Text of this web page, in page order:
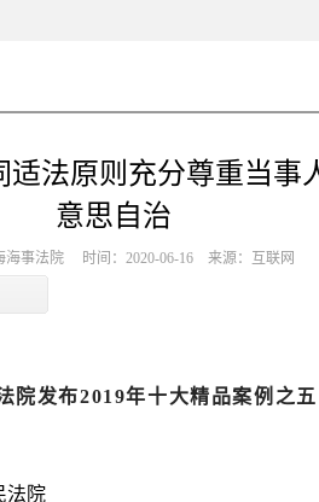
适法原则充分尊重当事
意思自治
海事法院 时间：2020-06-16 来源：互联网
院发布2019年十大精品案例之五
法院